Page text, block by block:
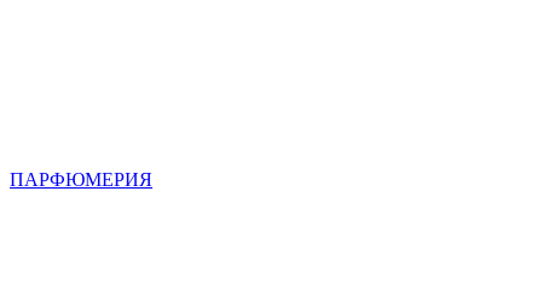
ПАРФЮМЕРИЯ